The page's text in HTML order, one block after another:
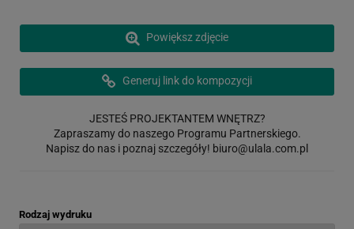
Powiększ zdjęcie
Generuj link do kompozycji
JESTEŚ PROJEKTANTEM WNĘTRZ?
Zapraszamy do naszego Programu Partnerskiego.
Napisz do nas i poznaj szczegóły! biuro@ulala.com.pl
Rodzaj wydruku